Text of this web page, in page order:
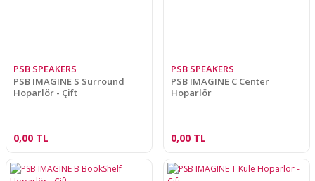
PSB SPEAKERS
PSB IMAGINE S Surround
Hoparlör - Çift
0,00 TL
PSB SPEAKERS
PSB IMAGINE C Center
Hoparlör
0,00 TL